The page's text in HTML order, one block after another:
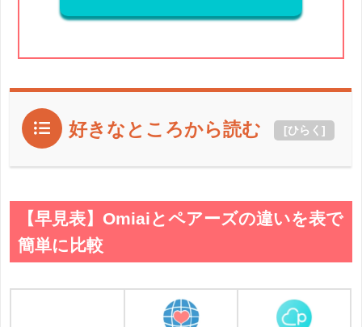
好きなところから読む [ひらく ]
【早見表】Omiaiとペアーズの違いを表で
簡単に比較